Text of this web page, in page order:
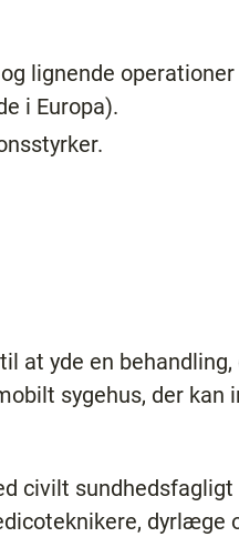
lignende
i Europa).
at yde en
sygehus, der
civilt sundhedsfagligt
dyrlæge